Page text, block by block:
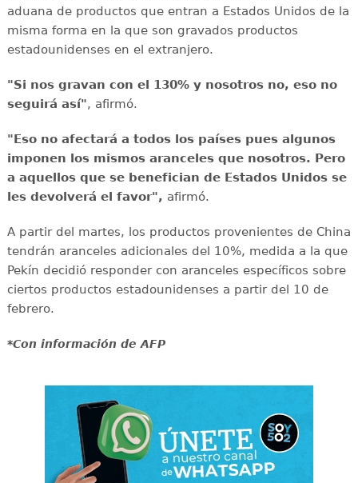
aduana de productos que entran a Estados Unidos de la
misma forma en la que son gravados productos
estadounidenses en el extranjero.
"Si nos gravan con el 130% y nosotros no, eso no
seguirá así", afirmó.
"Eso no afectará a todos los países pues algunos
imponen los mismos aranceles que nosotros. Pero
a aquellos que se benefician de Estados Unidos se
les devolverá el favor", afirmó.
A partir del martes, los productos provenientes de China
tendrán aranceles adicionales del 10%, medida a la que
Pekín decidió responder con aranceles específicos sobre
ciertos productos estadounidenses a partir del 10 de
febrero.
*Con información de AFP